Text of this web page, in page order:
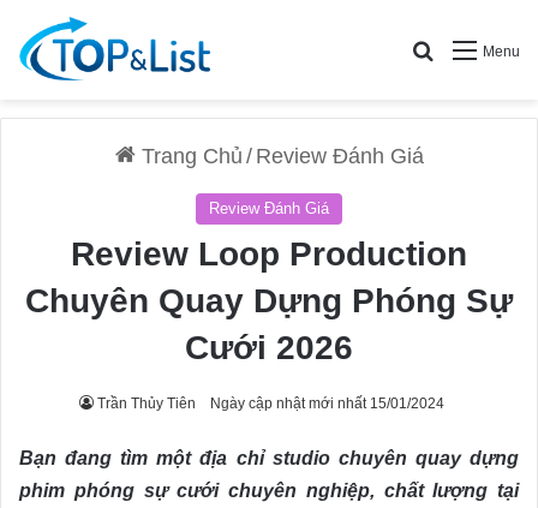
Menu
Search for
Trang Chủ / Review Đánh Giá
Review Đánh Giá
Review Loop Production
Chuyên Quay Dựng Phóng Sự
Cưới 2026
Trần Thủy Tiên Ngày cập nhật mới nhất 15/01/2024
Bạn đang tìm một địa chỉ studio chuyên quay dựng
phim phóng sự cưới chuyên nghiệp, chất lượng tại